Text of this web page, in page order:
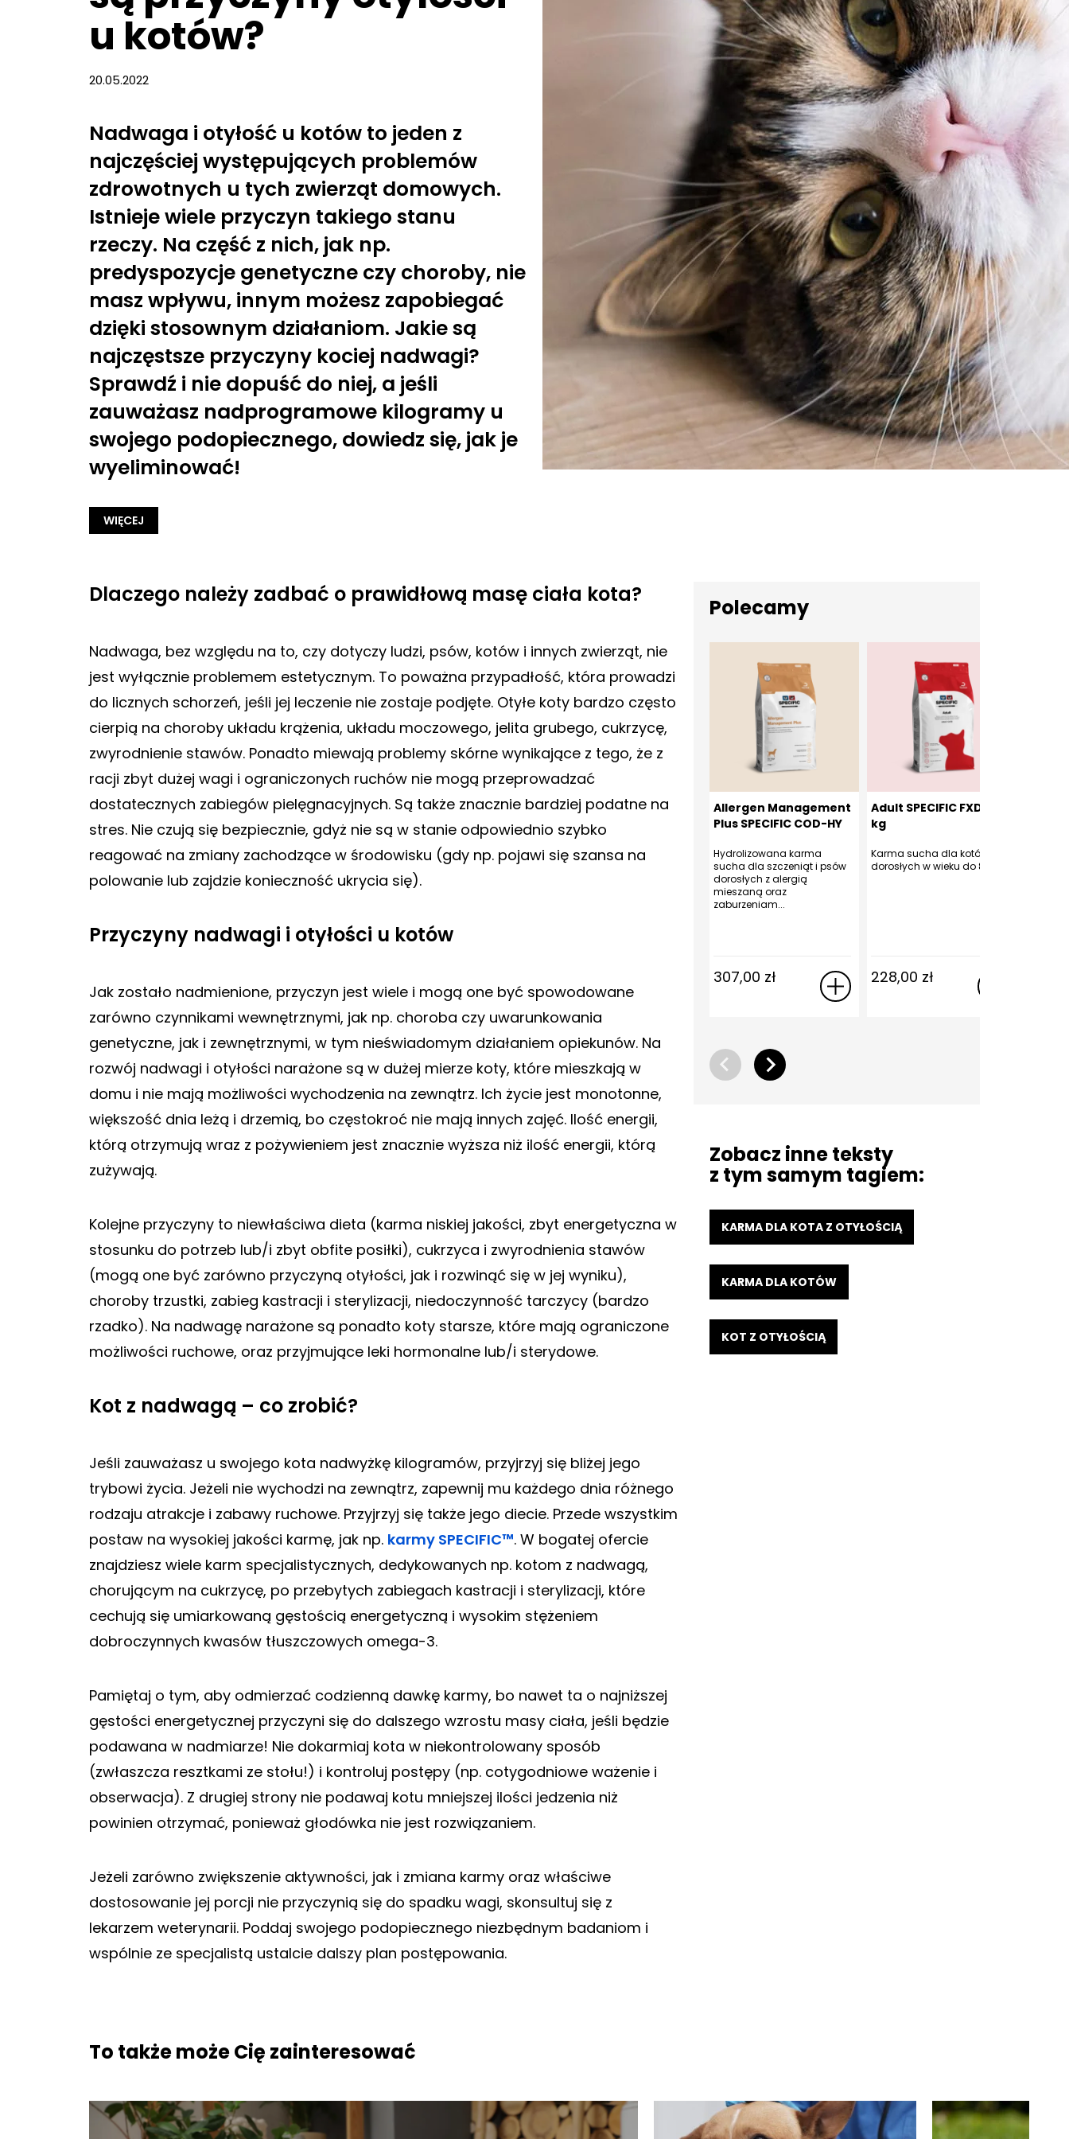
u kotów?
20.05.2022
Nadwaga i otyłość u kotów to jeden z
najczęściej występujących problemów
zdrowotnych u tych zwierząt domowych.
Istnieje wiele przyczyn takiego stanu
rzeczy. Na część z nich, jak np.
predyspozycje genetyczne czy choroby, nie
masz wpływu, innym możesz zapobiegać
dzięki stosownym działaniom. Jakie są
najczęstsze przyczyny kociej nadwagi?
Sprawdź i nie dopuść do niej, a jeśli
zauważasz nadprogramowe kilogramy u
swojego podopiecznego, dowiedz się, jak je
wyeliminować!
WIĘCEJ
Dlaczego należy zadbać o prawidłową masę ciała kota?
Nadwaga, bez względu na to, czy dotyczy ludzi, psów, kotów i innych zwierząt, nie
jest wyłącznie problemem estetycznym. To poważna przypadłość, która prowadzi
do licznych schorzeń, jeśli jej leczenie nie zostaje podjęte. Otyłe koty bardzo często
cierpią na choroby układu krążenia, układu moczowego, jelita grubego, cukrzycę,
zwyrodnienie stawów. Ponadto miewają problemy skórne wynikające z tego, że z
racji zbyt dużej wagi i ograniczonych ruchów nie mogą przeprowadzać
dostatecznych zabiegów pielęgnacyjnych. Są także znacznie bardziej podatne na
stres. Nie czują się bezpiecznie, gdyż nie są w stanie odpowiednio szybko
reagować na zmiany zachodzące w środowisku (gdy np. pojawi się szansa na
polowanie lub zajdzie konieczność ukrycia się).
Przyczyny nadwagi i otyłości u kotów
Jak zostało nadmienione, przyczyn jest wiele i mogą one być spowodowane
zarówno czynnikami wewnętrznymi, jak np. choroba czy uwarunkowania
genetyczne, jak i zewnętrznymi, w tym nieświadomym działaniem opiekunów. Na
rozwój nadwagi i otyłości narażone są w dużej mierze koty, które mieszkają w
domu i nie mają możliwości wychodzenia na zewnątrz. Ich życie jest monotonne,
większość dnia leżą i drzemią, bo częstokroć nie mają innych zajęć. Ilość energii,
którą otrzymują wraz z pożywieniem jest znacznie wyższa niż ilość energii, którą
zużywają.
Kolejne przyczyny to niewłaściwa dieta (karma niskiej jakości, zbyt energetyczna w
stosunku do potrzeb lub/i zbyt obfite posiłki), cukrzyca i zwyrodnienia stawów
(mogą one być zarówno przyczyną otyłości, jak i rozwinąć się w jej wyniku),
choroby trzustki, zabieg kastracji i sterylizacji, niedoczynność tarczycy (bardzo
rzadko). Na nadwagę narażone są ponadto koty starsze, które mają ograniczone
możliwości ruchowe, oraz przyjmujące leki hormonalne lub/i sterydowe.
Kot z nadwagą – co zrobić?
Jeśli zauważasz u swojego kota nadwyżkę kilogramów, przyjrzyj się bliżej jego
trybowi życia. Jeżeli nie wychodzi na zewnątrz, zapewnij mu każdego dnia różnego
rodzaju atrakcje i zabawy ruchowe. Przyjrzyj się także jego diecie. Przede wszystkim
postaw na wysokiej jakości karmę, jak np. karmy SPECIFIC™. W bogatej ofercie
znajdziesz wiele karm specjalistycznych, dedykowanych np. kotom z nadwagą,
chorującym na cukrzycę, po przebytych zabiegach kastracji i sterylizacji, które
cechują się umiarkowaną gęstością energetyczną i wysokim stężeniem
dobroczynnych kwasów tłuszczowych omega-3.
Pamiętaj o tym, aby odmierzać codzienną dawkę karmy, bo nawet ta o najniższej
gęstości energetycznej przyczyni się do dalszego wzrostu masy ciała, jeśli będzie
podawana w nadmiarze! Nie dokarmiaj kota w niekontrolowany sposób
(zwłaszcza resztkami ze stołu!) i kontroluj postępy (np. cotygodniowe ważenie i
obserwacja). Z drugiej strony nie podawaj kotu mniejszej ilości jedzenia niż
powinien otrzymać, ponieważ głodówka nie jest rozwiązaniem.
Jeżeli zarówno zwiększenie aktywności, jak i zmiana karmy oraz właściwe
dostosowanie jej porcji nie przyczynią się do spadku wagi, skonsultuj się z
lekarzem weterynarii. Poddaj swojego podopiecznego niezbędnym badaniom i
wspólnie ze specjalistą ustalcie dalszy plan postępowania.
Polecamy
Allergen Management
Plus SPECIFIC COD-HY
Hydrolizowana karma
sucha dla szczeniąt i psów
dorosłych z alergią
mieszaną oraz
zaburzeniam...
307,00 zł
Adult SPECIFIC FXD 7
kg
Karma sucha dla kotów
dorosłych w wieku do 8 lat
228,00 zł
Zobacz inne teksty
z tym samym tagiem:
KARMA DLA KOTA Z OTYŁOŚCIĄ
KARMA DLA KOTÓW
KOT Z OTYŁOŚCIĄ
To także może Cię zainteresować